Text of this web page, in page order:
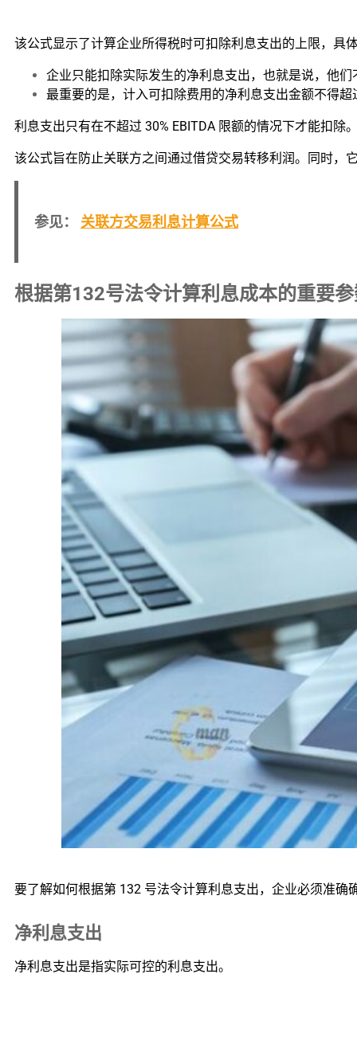
该公式显示了计算企业所得税时可扣除利息支出的上限，具
企业只能扣除实际发生的净利息支出，也就是说，他
最重要的是，计入可扣除费用的净利息支出金额不得超
利息支出只有在不超过 30% EBITDA 限额的情况下才能扣
该公式旨在防止关联方之间通过借贷交易转移利润。同时，
参见： 关联方交易利息计算公式
根据第132号法令计算利息成本的重要
要了解如何根据第 132 号法令计算利息支出，企业必须准确
净利息支出
净利息支出是指实际可控的利息支出。